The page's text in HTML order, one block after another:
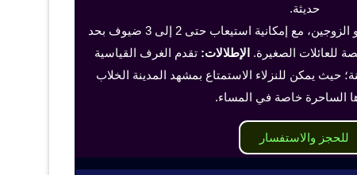
حديثة.
تناسب هذه الغرف الفرد أو الزوجين، مع إمكانية استيعاب حتى 2 إلى 3 ضيوف بحد
للعائلات الصغيرة. الإطلالات: تقدم الغرف القياسية
حيث يمكن للنزلاء الاستمتاع بمشهد المدينة الخلاب
الساحرة خاصة في المساء.
للحجز والاستفسار